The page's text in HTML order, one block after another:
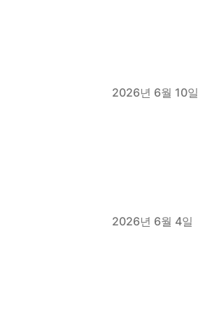
Published on
2026년 6월 10일
Published on
2026년 6월 4일